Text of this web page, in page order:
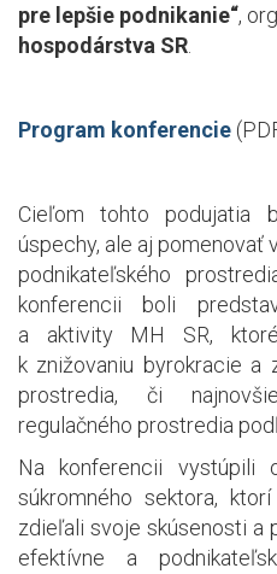
pre lepšie podnikanie“,
hospodárstva SR
Program konferencie
Cieľom tohto podujatia
úspechy, ale aj pomenovať
podnikateľského
konferencii boli
a aktivity MH SR,
k znižovaniu byrokracie a
prostredia, či
regulačného prostredia
Na konferencii vystúpili
súkromného sektora,
zdieľali svoje skúsenosti a
efektívne a